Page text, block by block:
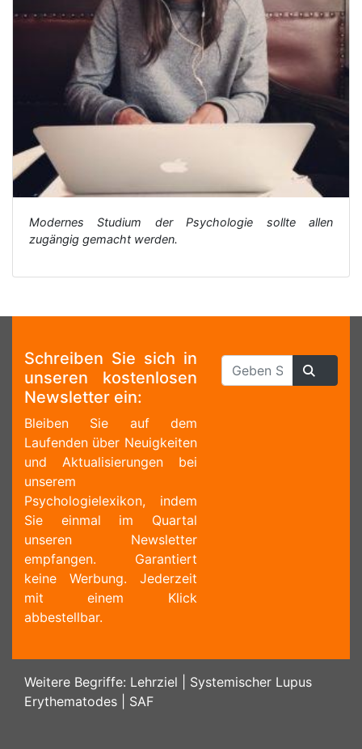
Modernes Studium der Psychologie sollte allen
zugängig gemacht werden.
Schreiben Sie sich in
unseren kostenlosen
Newsletter ein:
Bleiben Sie auf dem
Laufenden über Neuigkeiten
und Aktualisierungen bei
unserem
Psychologielexikon, indem
Sie einmal im Quartal
unseren Newsletter
empfangen. Garantiert
keine Werbung. Jederzeit
mit einem Klick
abbestellbar.
Weitere Begriffe: Lehrziel
Systemischer Lupus
Erythematodes
SAF